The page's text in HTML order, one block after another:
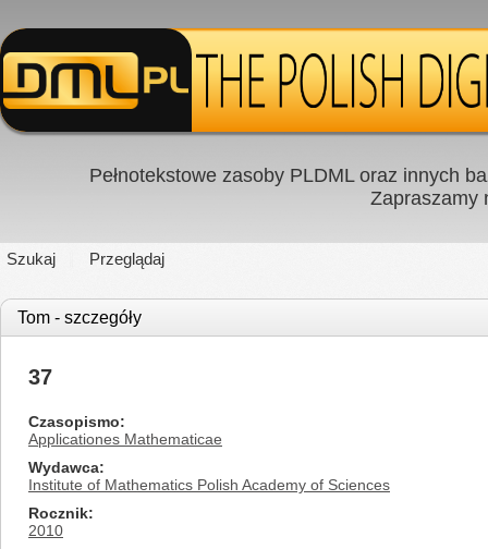
Pełnotekstowe zasoby PLDML oraz innych
Zapraszamy
Szukaj Przeglądaj
Tom - szczegóły
37
Czasopismo
Applicationes Mathematicae
Wydawca
Institute of Mathematics Polish Academy of Sciences
Rocznik
2010